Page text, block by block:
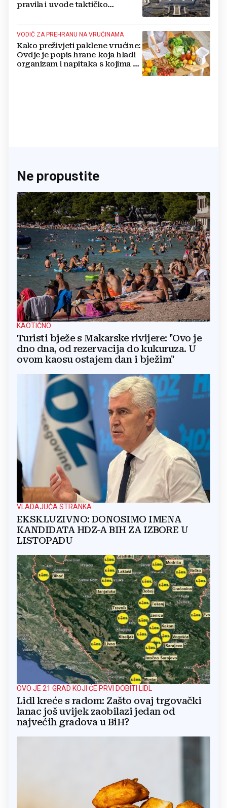
pravila i uvode taktičko
VODIČ ZA PREHRANU NA VRUĆINAMA
Kako preživjeti paklene vrućine:
Ovdje je popis hrane koja hladi
organizam i napitaka s kojima si
Ne propustite
KAOTIČNO
Turisti bježe s Makarske rivijere: "Ovo je
dno dna, od rezervacija do kukuruza. U
ovom kaosu ostajem dan i bježim"
VLADAJUĆA STRANKA
EKSKLUZIVNO: DONOSIMO IMENA
KANDIDATA HDZ-A BIH ZA IZBORE U
LISTOPADU
OVO JE 21 GRAD KOJI ĆE PRVI DOBITI LIDL
Lidl kreće s radom: Zašto ovaj trgovački
lanac još uvijek zaobilazi jedan od
najvećih gradova u BiH?